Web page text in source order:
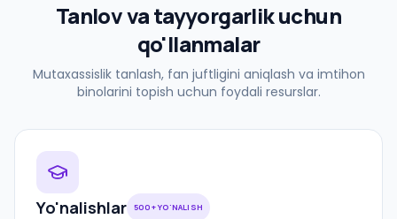
Tanlov va tayyorgarlik uchun
qo'llanmalar
Mutaxassislik tanlash, fan juftligini aniqlash va imtihon
binolarini topish uchun foydali resurslar.
Yo'nalishlar 500+ YO'NALISH